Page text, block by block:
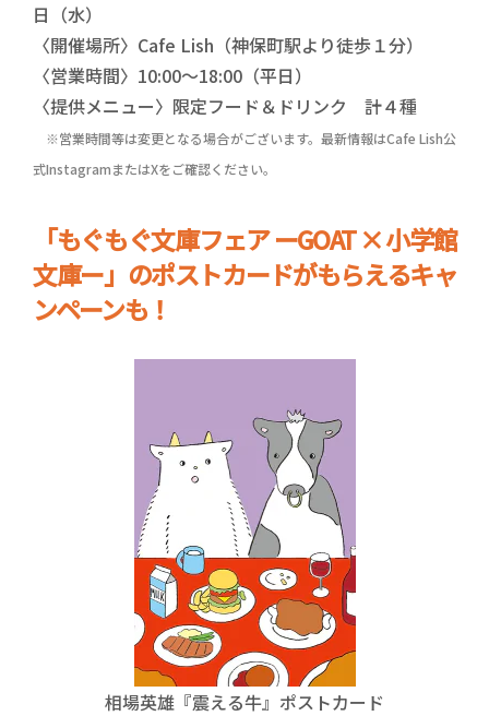
日（水）
〈開催場所〉Cafe Lish（神保町駅より徒歩１分）
〈営業時間〉10:00～18:00（平日）
〈提供メニュー〉限定フード＆ドリンク 計４種
※営業時間等は変更となる場合がございます。最新情報はCafe Lish公
式InstagramまたはXをご確認ください。
「もぐもぐ文庫フェア ーGOAT × 小学館
文庫ー」のポストカードがもらえるキャ
ンペーンも！
相場英雄『震える牛』ポストカード